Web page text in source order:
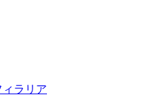
ィラリア